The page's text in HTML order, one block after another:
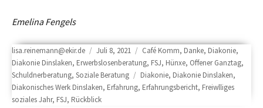
Emelina Fengels
Author
lisa.reinemann@ekir.de
Posted
on
Juli 8, 2021 Categories
Café Komm, Danke, Diakonie,
Diakonie Dinslaken, Erwerbslosenberatung, FSJ, Hünxe, Offener Ganztag,
Schuldnerberatung, Soziale Beratung Tags
Diakonie, Diakonie Dinslaken,
Diakonisches Werk Dinslaken, Erfahrung, Erfahrungsbericht, Freiwlliges
soziales Jahr, FSJ, Rückblick